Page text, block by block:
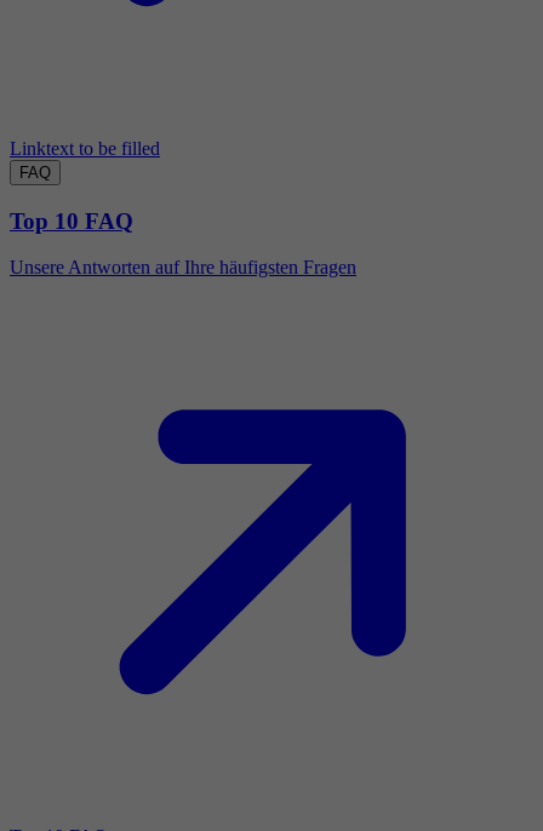
Linktext to be filled
FAQ
Top 10 FAQ
Unsere Antworten auf Ihre häufigsten Fragen